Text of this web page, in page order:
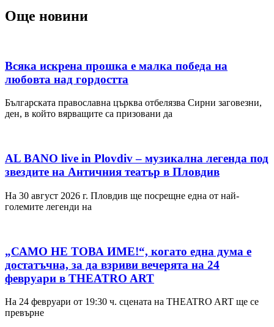
Още новини
Всяка искрена прошка е малка победа на
любовта над гордостта
Българската православна църква отбелязва Сирни заговезни,
ден, в който вярващите са призовани да
AL BANO live in Plovdiv – музикална легенда под
звездите на Античния театър в Пловдив
На 30 август 2026 г. Пловдив ще посрещне една от най-
големите легенди на
„САМО НЕ ТОВА ИМЕ!“, когато една дума е
достатъчна, за да взриви вечерята на 24
февруари в THEATRO ART
На 24 февруари от 19:30 ч. сцената на THEATRO ART ще се
превърне